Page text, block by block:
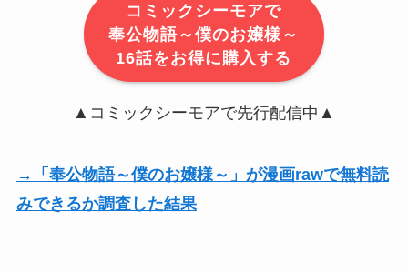
コミックシーモアで
奉公物語～僕のお嬢様～
16話をお得に購入する
▲コミックシーモアで先行配信中▲
→
「奉公物語～僕のお嬢様～」が漫画rawで無料読
みできるか調査した結果